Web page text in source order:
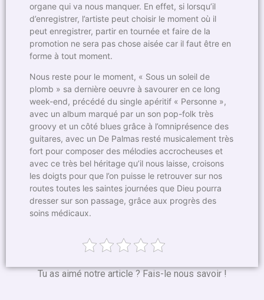
organe qui va nous manquer. En effet, si lorsqu’il
d’enregistrer, l’artiste peut choisir le moment où il
peut enregistrer, partir en tournée et faire de la
promotion ne sera pas chose aisée car il faut être en
forme à tout moment.
Nous reste pour le moment, « Sous un soleil de
plomb » sa dernière oeuvre à savourer en ce long
week-end, précédé du single apéritif « Personne »,
avec un album marqué par un son pop-folk très
groovy et un côté blues grâce à l’omniprésence des
guitares, avec un De Palmas resté musicalement très
fort pour composer des mélodies accrocheuses et
avec ce très bel héritage qu’il nous laisse, croisons
les doigts pour que l’on puisse le retrouver sur nos
routes toutes les saintes journées que Dieu pourra
dresser sur son passage, grâce aux progrès des
soins médicaux.
Tu as aimé notre article ? Fais-le nous savoir !